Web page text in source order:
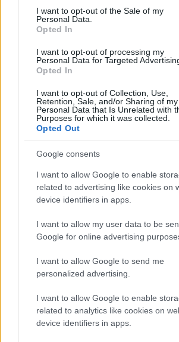
consent section.
I want to opt-out of the Sale of my
Personal Data.
Opted In
I want to opt-out of processing my
Personal Data for Targeted
Opted In
I want to opt-out of Collection, Use,
Retention, Sale, and/or Sharing of my
Personal Data that Is Unrelated with
Purposes for which it was collected.
Opted Out
Google consents
I want to allow Google to enable
related to advertising like cookies on
device identifiers in apps.
I want to allow my user data to be
Google for online advertising
I want to allow Google to send me
personalized advertising.
I want to allow Google to enable
related to analytics like cookies on
device identifiers in apps.
Ο Michele Molon, Chief
«Η συνεργασία με την Coty
βήμα για τη Swarovski, καθώς
επεκτείνουμε το brand μας σε νέες
προϊόντων. Αυτή η συνεργασία μας
μια πολυτέλεια δημιουργική,
πολύχρωμη και γεμάτη χαρούμενη
αξιοποιώντας παράλληλα την
Μαζί, θα δημιουργήσουμε
πολυτελή προϊόντα που
δέσμευσή μας στην ποιότητα και
Ανυπομονούμε για τις ατελείωτες